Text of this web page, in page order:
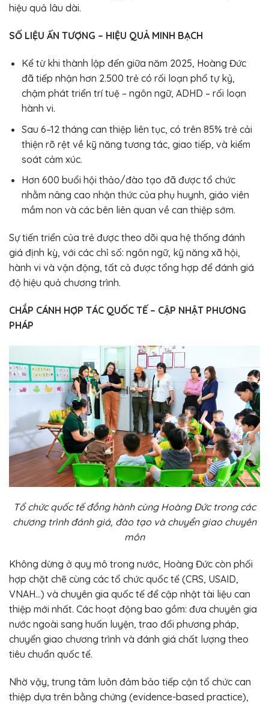
hiệu quả lâu dài.
SỐ LIỆU ẤN TƯỢNG – HIỆU QUẢ MINH BẠCH
Kể từ khi thành lập đến giữa năm 2025, Hoàng Đức
đã tiếp nhận hơn 2.500 trẻ có rối loạn phổ tự kỷ,
chậm phát triển trí tuệ – ngôn ngữ, ADHD – rối loạn
hành vi.
Sau 6–12 tháng can thiệp liên tục, có trên 85% trẻ cải
thiện rõ rệt về kỹ năng tương tác, giao tiếp, và kiểm
soát cảm xúc.
Hơn 600 buổi hội thảo/đào tạo đã được tổ chức
nhằm nâng cao nhận thức của phụ huynh, giáo viên
mầm non và các bên liên quan về can thiệp sớm.
Sự tiến triển của trẻ được theo dõi qua hệ thống đánh
giá định kỳ, với các chỉ số: ngôn ngữ, kỹ năng xã hội,
hành vi và vận động, tất cả được tổng hợp để đánh giá
độ hiệu quả chương trình.
CHẮP CÁNH HỢP TÁC QUỐC TẾ – CẬP NHẬT PHƯƠNG
PHÁP
Tổ chức quốc tế đồng hành cùng Hoàng Đức trong các
chương trình đánh giá, đào tạo và chuyển giao chuyên
môn
Không dừng ở quy mô trong nước, Hoàng Đức còn phối
hợp chặt chẽ cùng các tổ chức quốc tế (CRS, USAID,
VNAH…) và chuyên gia quốc tế để cập nhật tài liệu can
thiệp mới nhất. Các hoạt động bao gồm: đưa chuyên gia
nước ngoài sang huấn luyện, trao đổi phương pháp,
chuyển giao chương trình và đánh giá chất lượng theo
tiêu chuẩn quốc tế.
Nhờ vậy, trung tâm luôn đảm bảo tiếp cận tổ chức can
thiệp dựa trên bằng chứng (evidence-based practice),